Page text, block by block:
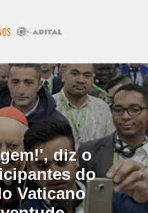
diz o
do
Vaticano